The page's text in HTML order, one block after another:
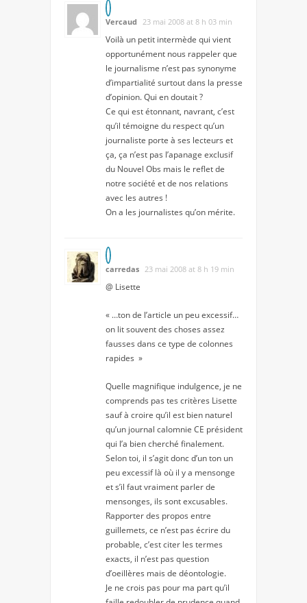
Vercaud 23 mai 2008 at 8 h 03 min
Voilà un petit intermède qui vient
opportunément nous rappeler que
le journalisme n’est pas synonyme
d’impartialité surtout dans la presse
d’opinion. Qui en doutait ?
Ce qui est étonnant, navrant, c’est
qu’il témoigne du respect qu’un
journaliste porte à ses lecteurs et
ça, ça n’est pas l’apanage exclusif
du Nouvel Obs mais le reflet de
notre société et de nos relations
avec les autres !
On a les journalistes qu’on mérite.
carredas 23 mai 2008 at 8 h 19 min
@ Lisette
« …ton de l’article un peu excessif…
on lit souvent des choses assez
fausses dans ce type de colonnes
rapides »
Quelle magnifique indulgence, je ne
comprends pas tes critères Lisette
sauf à croire qu’il est bien naturel
qu’un journal calomnie CE président
qui l’a bien cherché finalement.
Selon toi, il s’agit donc d’un ton un
peu excessif là où il y a mensonge
et s’il faut vraiment parler de
mensonges, ils sont excusables.
Rapporter des propos entre
guillemets, ce n’est pas écrire du
probable, c’est citer les termes
exacts, il n’est pas question
d’oeillères mais de déontologie.
Je ne crois pas pour ma part qu’il